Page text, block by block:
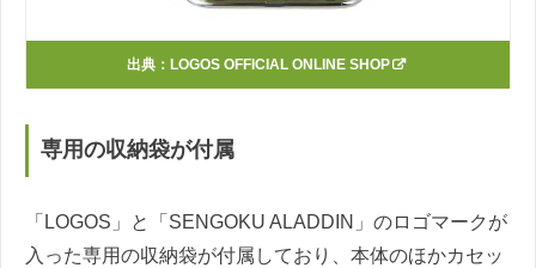
出典： LOGOS OFFICIAL ONLINE SHOP
専用の収納袋が付属
「LOGOS」と「SENGOKU ALADDIN」のロゴマークが
入った専用の収納袋が付属しており、本体のほかカセッ